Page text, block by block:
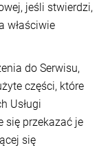
jeśli stwierdzi,
właściwie
do Serwisu,
części, które
Usługi
się przekazać je
się